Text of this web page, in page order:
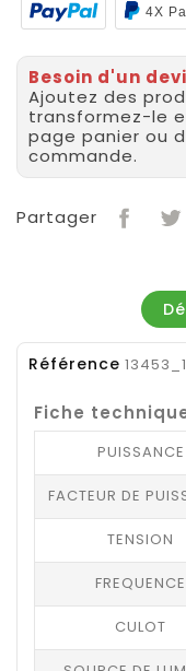
4X
Besoin d'un
Ajoutez des
transformez-le
page panier ou
commande.
Partager
Référence
Fiche
PUISSANCE
FACTEUR DE
TENSION
FREQUENCE
CULOT